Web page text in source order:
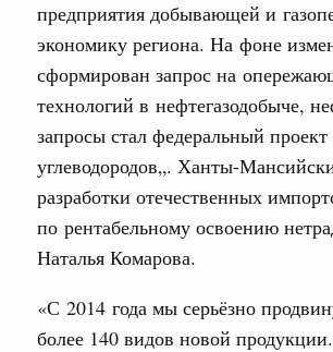
предприятия добывающей и
экономику региона. На фоне
сформирован запрос на
технологий в нефтегазодобыче,
запросы стал федеральный
углеводородов„. Ханты-
разработки отечественных
по рентабельному освоению
Наталья Комарова.
«С 2014 года мы серьёзно
более 140 видов новой
Национальный проект «Инфраструктура
Порядка 200
объектам,
«Инфраструктура для
Молодёжная политика
Сергей Кравцов и
Григорий Гуров
«Кольцо открытий»